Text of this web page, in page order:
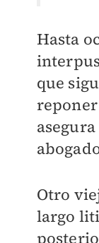
Hasta
que
Otro
largo